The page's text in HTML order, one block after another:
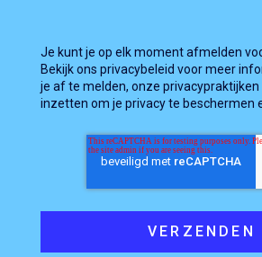
Je kunt je op elk moment afmelden
Bekijk ons privacybeleid voor meer
je af te melden, onze privacypraktijken
inzetten om je privacy te beschermen